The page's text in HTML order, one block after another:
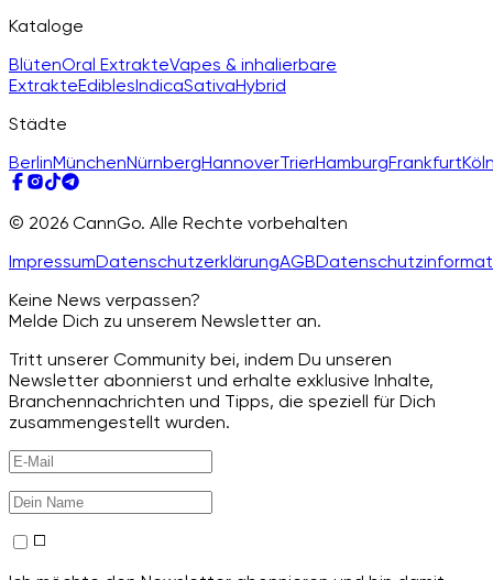
Kataloge
BlütenOral ExtrakteVapes & inhalierbare
ExtrakteEdiblesIndicaSativaHybrid
Städte
BerlinMünchenNürnbergHannoverTrierHamburgFrankfurt
© 2026 CannGo. Alle Rechte vorbehalten
ImpressumDatenschutzerklärungAGB
Keine News verpassen?
Melde Dich zu unserem Newsletter an.
Tritt unserer Community bei, indem Du unseren
Newsletter abonnierst und erhalte exklusive Inhalte,
Branchennachrichten und Tipps, die speziell für Dich
zusammengestellt wurden.